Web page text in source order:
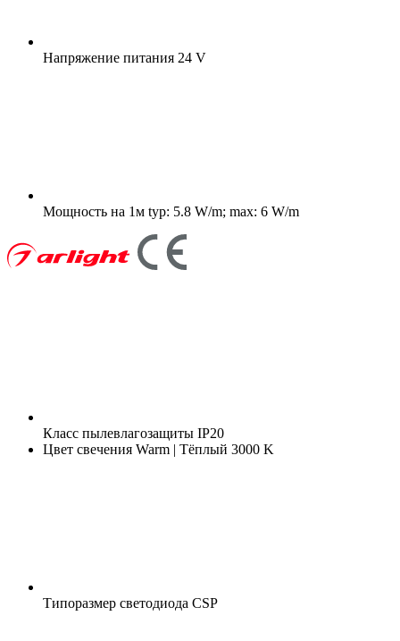
Напряжение питания 24 V
Мощность на 1м typ: 5.8 W/m; max: 6 W/m
Класс пылевлагозащиты IP20
Цвет свечения Warm | Тёплый 3000 K
Типоразмер светодиода CSP